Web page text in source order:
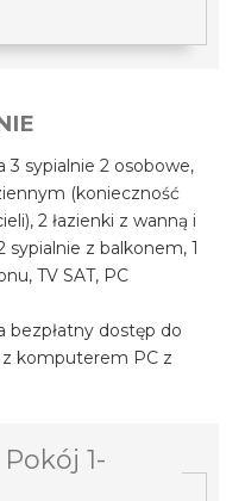
3 sypialnie 2 osobowe,
(konieczność
2 łazienki z wanną i
z balkonem, 1
TV SAT, PC
bezpłatny dostęp do
komputerem PC z
1-